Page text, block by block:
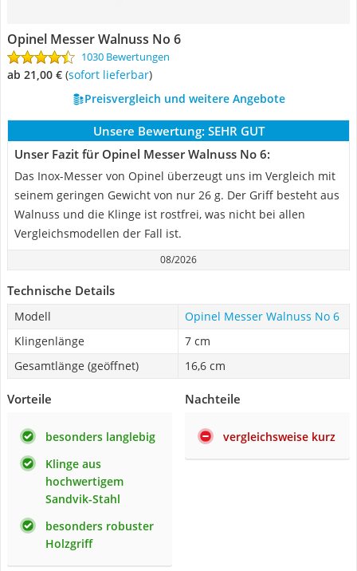
Opinel Messer Walnuss No 6
1030 Bewertungen
ab 21,00 € ( Sofort lieferbar)
Preisvergleich und weitere Angebote
Unsere Bewertung: SEHR GUT
Unser Fazit für Opinel Messer Walnuss No 6:
Das Inox-Messer von Opinel überzeugt uns im Vergleich mit
seinem geringen Gewicht von nur 26 g. Der Griff besteht aus
Walnuss und die Klinge ist rostfrei, was nicht bei allen
Vergleichsmodellen der Fall ist.
08/2026
Technische Details
Modell
Opinel Messer Walnuss No 6
Klingenlänge
7 cm
Gesamtlänge (geöffnet)
16,6 cm
Vorteile
besonders langlebig
Klinge aus
hochwertigem
Sandvik-Stahl
besonders robuster
Holzgriff
Nachteile
vergleichsweise kurz